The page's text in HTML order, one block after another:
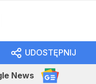
UDOSTĘPNIJ
News